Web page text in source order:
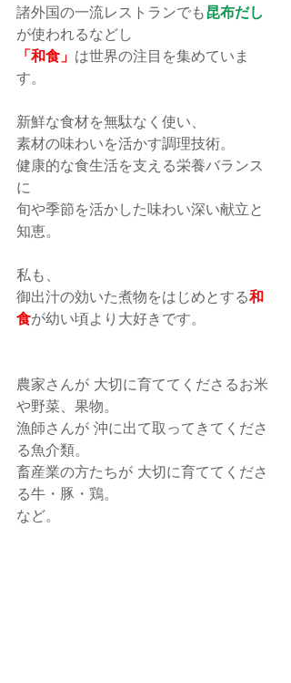
諸外国の一流レストランでも昆布だし
が使われるなどし
「和食」 は世界の注目を集めていま
す。
新鮮な食材を無駄なく使い、
素材の味わいを活かす調理技術。
健康的な食生活を支える栄養バランス
に
旬や季節を活かした味わい深い献立と
知恵。
私も、
御出汁の効いた煮物をはじめとする和
食が幼い頃より大好きです。
農家さんが 大切に育ててくださるお米
や野菜、果物。
漁師さんが 沖に出て取ってきてくださ
る魚介類。
畜産業の方たちが 大切に育ててくださ
る牛・豚・鶏。
など。